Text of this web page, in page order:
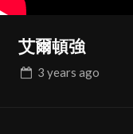
艾爾頓強
3 years ago